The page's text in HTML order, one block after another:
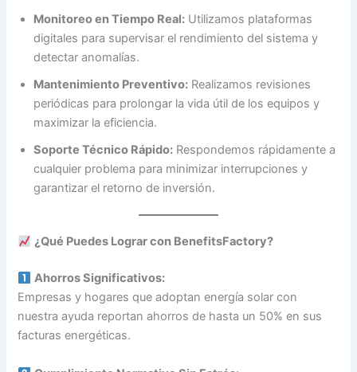
Monitoreo en Tiempo Real: Utilizamos plataformas
digitales para supervisar el rendimiento del sistema y
detectar anomalías.
Mantenimiento Preventivo: Realizamos revisiones
periódicas para prolongar la vida útil de los equipos y
maximizar la eficiencia.
Soporte Técnico Rápido: Respondemos rápidamente a
cualquier problema para minimizar interrupciones y
garantizar el retorno de inversión.
¿Qué Puedes Lograr con BenefitsFactory?
Ahorros Significativos:
Empresas y hogares que adoptan energía solar con
nuestra ayuda reportan ahorros de hasta un 50% en sus
facturas energéticas.